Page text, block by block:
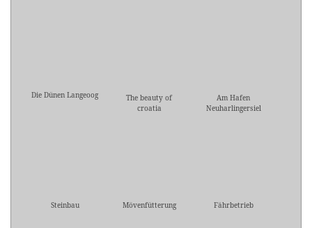
Die Dünen Langeoog
The beauty of
croatia
Am Hafen
Neuharlingersiel
Steinbau Mövenfütterung Fährbetrieb